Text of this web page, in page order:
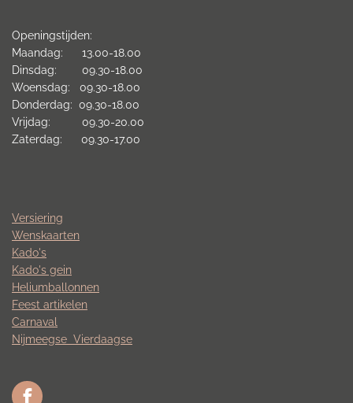
Openingstijden:
Maandag: 13.00-18.00
Dinsdag: 09.30-18.00
Woensdag: 09.30-18.00
Donderdag: 09.30-18.00
Vrijdag: 09.30-20.00
Zaterdag: 09.30-17.00
Versiering
Wenskaarten
Kado's
Kado's gein
Heliumballonnen
Feest artikelen
Carnaval
Nijmeegse Vierdaagse